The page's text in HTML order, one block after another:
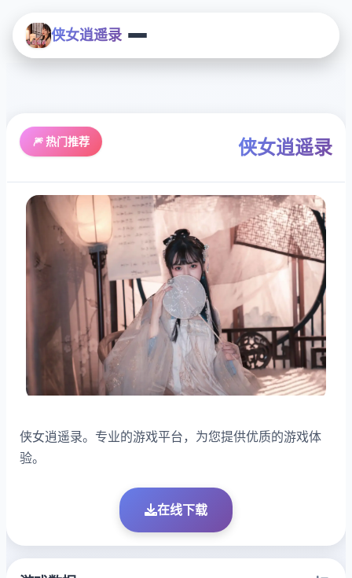
侠女逍遥录
🎆 热门推荐 侠女逍遥录
侠女逍遥录。专业的游戏平台，为您提供优质的游戏体
验。
在线下载